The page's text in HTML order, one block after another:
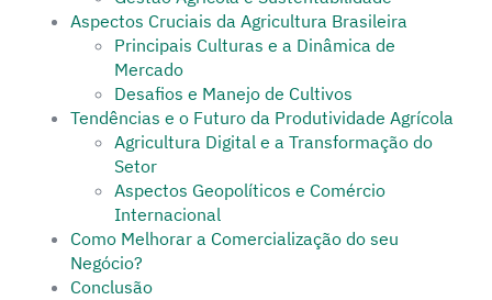
Aspectos Cruciais da Agricultura Brasileira
Principais Culturas e a Dinâmica de
Mercado
Desafios e Manejo de Cultivos
Tendências e o Futuro da Produtividade Agrícola
Agricultura Digital e a Transformação do
Setor
Aspectos Geopolíticos e Comércio
Internacional
Como Melhorar a Comercialização do seu
Negócio?
Conclusão